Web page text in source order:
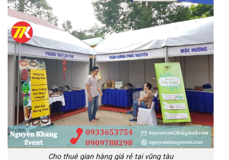
Cho thuê gian hàng giá rẻ tại vũng tàu